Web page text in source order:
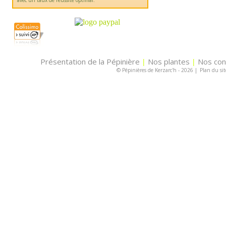
Présentation de la Pépinière | Nos plantes | Nos
© Pépinières de Kerzarc'h - 2026 | Plan du